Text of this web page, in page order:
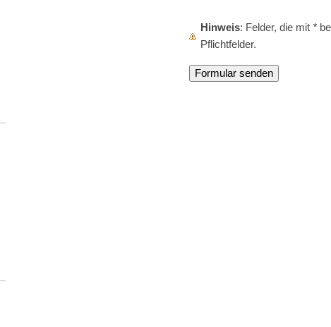
Hinweis : Felder, die mit *
Pflichtfelder.